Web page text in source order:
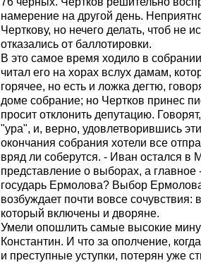
намерение на другой день.
Черткову, но нечего делать, чтоб не
отказались от баллотировки.
В это самое время ходило в
читал его на хорах вслух дамам,
горячее, но есть и ложка дегтю,
доме собрание; но Чертков принес
просит отклонить депутацию.
"ура", и, верно, удовлетворившись
окончания собрания хотели все
вряд ли соберутся. - Иван остался в
представление о выборах, а главное
государь Ермолова? Выбор
возбуждает почти вовсе сочувствия:
который включены и дворяне.
Умели опошлить самые высокие
Константин. И что за ополчение,
и преступные уступки, потерян уже